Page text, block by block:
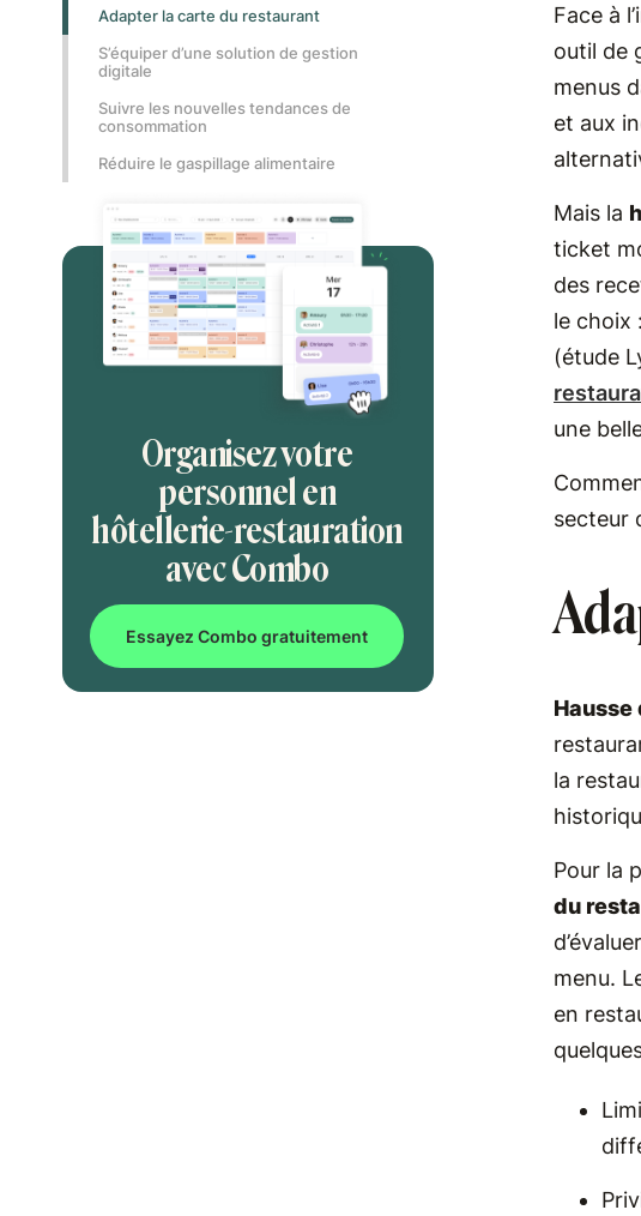
Adapter la carte du restaurant
S’équiper d’une solution de gestion
digitale
Suivre les nouvelles tendances de
consommation
Réduire le gaspillage alimentaire
Organisez votre
personnel en
hôtellerie-restauration
avec Combo
Essayez Combo gratuitement
Face à
outil de
menus
et aux
Mais la
ticket
des
le choix
(étude
une
secteur
la
Pour la
du
menu.
en